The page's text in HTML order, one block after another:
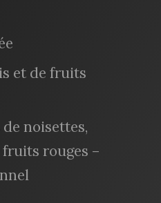
et de fruits
noisettes,
rouges –